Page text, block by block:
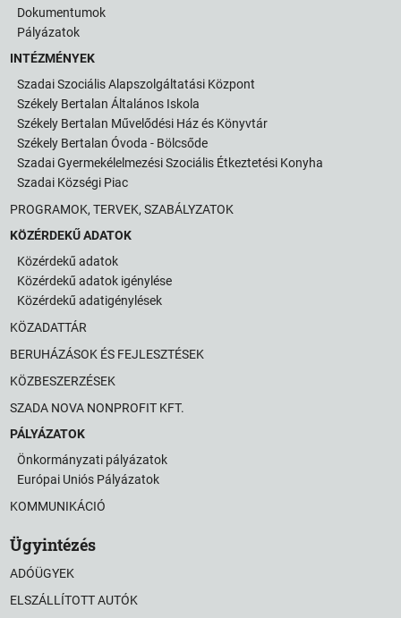
Dokumentumok
Pályázatok
INTÉZMÉNYEK
Szadai Szociális Alapszolgáltatási Központ
Székely Bertalan Általános Iskola
Székely Bertalan Művelődési Ház és Könyvtár
Székely Bertalan Óvoda - Bölcsőde
Szadai Gyermekélelmezési Szociális Étkeztetési Konyha
Szadai Községi Piac
PROGRAMOK, TERVEK, SZABÁLYZATOK
KÖZÉRDEKŰ ADATOK
Közérdekű adatok
Közérdekű adatok igénylése
Közérdekű adatigénylések
KÖZADATTÁR
BERUHÁZÁSOK ÉS FEJLESZTÉSEK
KÖZBESZERZÉSEK
SZADA NOVA NONPROFIT KFT.
PÁLYÁZATOK
Önkormányzati pályázatok
Európai Uniós Pályázatok
KOMMUNIKÁCIÓ
Ügyintézés
ADÓÜGYEK
ELSZÁLLÍTOTT AUTÓK